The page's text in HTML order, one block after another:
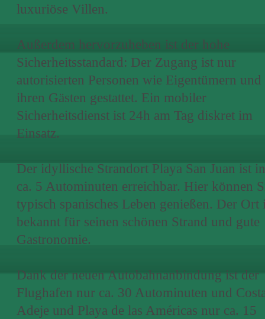
luxuriöse Villen.
Außerdem hervorzuheben ist der hohe
Sicherheitsstandard: Der Zugang ist nur
autorisierten Personen wie Eigentümern und
ihren Gästen gestattet. Ein mobiler
Sicherheitsdienst ist 24h am Tag diskret im
Einsatz.
Der idyllische Strandort Playa San Juan ist in
ca. 5 Autominuten erreichbar. Hier können
typisch spanisches Leben genießen. Der Ort
bekannt für seinen schönen Strand und gute
Gastronomie.
Dank der neuen Autobahnanbindung ist der
Flughafen nur ca. 30 Autominuten und
Adeje und Playa de las Américas nur ca. 15